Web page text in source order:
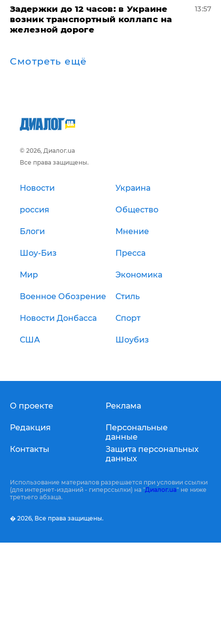
Задержки до 12 часов: в Украине
возник транспортный коллапс на
железной дороге
13:57
Смотреть ещё
© 2026, Диалог.ua
Все права защищены.
Новости Украина
россия Общество
Блоги Мнение
Шоу-Биз Пресса
Мир Экономика
Военное Обозрение Стиль
Новости Донбасса Спорт
США Шоубиз
О проекте
Редакция
Контакты
Реклама
Персональные
данные
Защита персональных
данных
Использование материалов разрешается при условии ссылки
(для интернет-изданий - гиперссылки) на "Диалог.ua" не ниже
третьего абзаца.
� 2026, Все права защищены.